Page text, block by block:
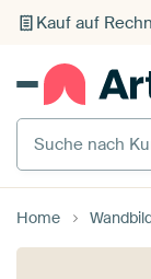
Kauf auf
Individueller
Suche nach
Home